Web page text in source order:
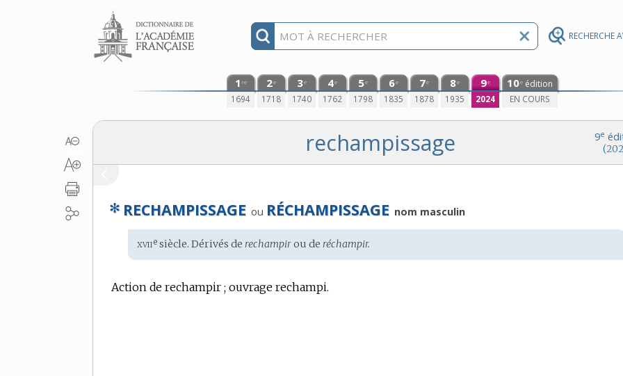
RECHERCHE
Aller au contenu
1 re
1694
2e
1718
3e
1740
4e
1762
5e
1798
6e
1835
7e
1878
8e
1935
9e
2024
10e édition
EN COURS
9e
rechampissage
✻ RECHAMPISSAGE ou RÉCHAMPISSAGE nom masculin
Étymologie
:
xviie siècle. Dérivés derechampirou deréchampir.
Action de rechampir ; ouvrage rechampi.